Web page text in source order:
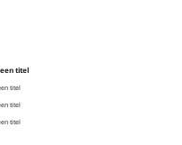
titel
titel
titel
titel